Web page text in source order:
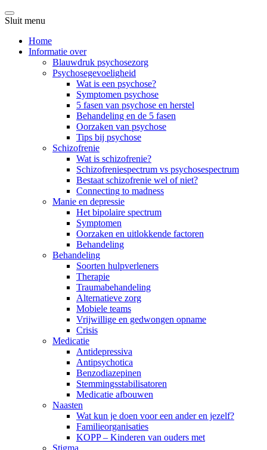
Sluit menu
Home
Informatie over
Blauwdruk psychosezorg
Psychosegevoeligheid
Wat is een psychose?
Symptomen psychose
5 fasen van psychose en herstel
Behandeling en de 5 fasen
Oorzaken van psychose
Tips bij psychose
Schizofrenie
Wat is schizofrenie?
Schizofreniespectrum vs psychosespectrum
Bestaat schizofrenie wel of niet?
Connecting to madness
Manie en depressie
Het bipolaire spectrum
Symptomen
Oorzaken en uitlokkende factoren
Behandeling
Behandeling
Soorten hulpverleners
Therapie
Traumabehandeling
Alternatieve zorg
Mobiele teams
Vrijwillige en gedwongen opname
Crisis
Medicatie
Antidepressiva
Antipsychotica
Benzodiazepinen
Stemmingsstabilisatoren
Medicatie afbouwen
Naasten
Wat kun je doen voor een ander en jezelf?
Familieorganisaties
KOPP – Kinderen van ouders met
Stigma